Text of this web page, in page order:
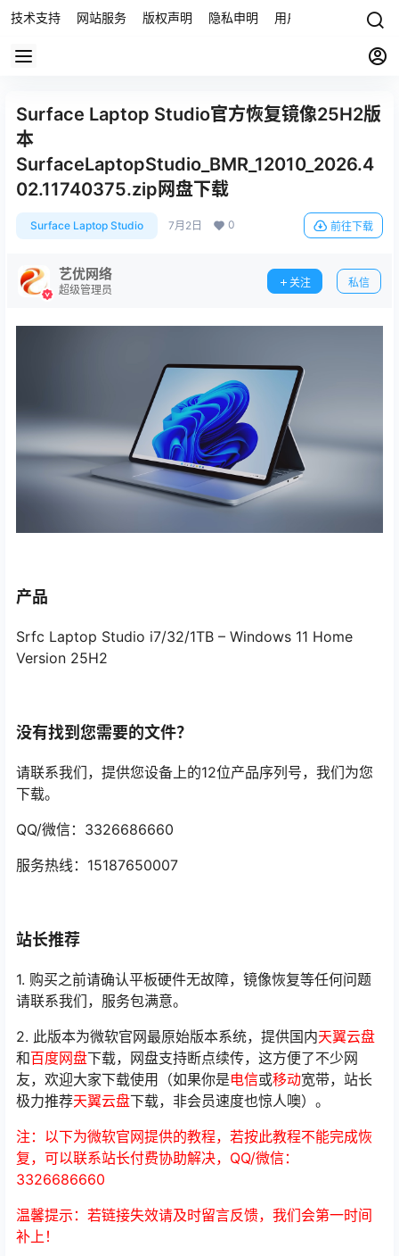
技术支持 网站服务 版权声明 隐私申明 用户协议 联系我们
Surface Laptop Studio官方恢复镜像25H2版
本
SurfaceLaptopStudio_BMR_12010_2026.4
02.11740375.zip网盘下载
Surface Laptop Studio 7月2日 0 前往下载
艺优网络
超级管理员
关注 私信
产品
Srfc Laptop Studio i7/32/1TB – Windows 11 Home
Version 25H2
没有找到您需要的文件？
请联系我们，提供您设备上的12位产品序列号，我们为您
下载。
QQ/微信：3326686660
服务热线：15187650007
站长推荐
1. 购买之前请确认平板硬件无故障，镜像恢复等任何问题
请联系我们，服务包满意。
2. 此版本为微软官网最原始版本系统，提供国内天翼云盘
和百度网盘下载，网盘支持断点续传，这方便了不少网
友，欢迎大家下载使用（如果你是电信或移动宽带，站长
极力推荐天翼云盘下载，非会员速度也惊人噢）。
注：以下为微软官网提供的教程，若按此教程不能完成恢
复，可以联系站长付费协助解决，QQ/微信：
3326686660
温馨提示：若链接失效请及时留言反馈，我们会第一时间
补上！